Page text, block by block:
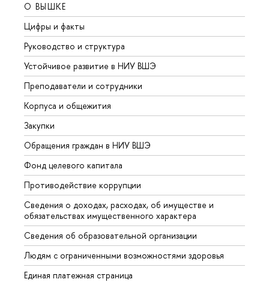
О ВЫШКЕ
Цифры и факты
Руководство и структура
Устойчивое развитие в НИУ ВШЭ
Преподаватели и сотрудники
Корпуса и общежития
Закупки
Обращения граждан в НИУ ВШЭ
Фонд целевого капитала
Противодействие коррупции
Сведения о доходах, расходах, об имуществе и
обязательствах имущественного характера
Сведения об образовательной организации
Людям с ограниченными возможностями здоровья
Единая платежная страница